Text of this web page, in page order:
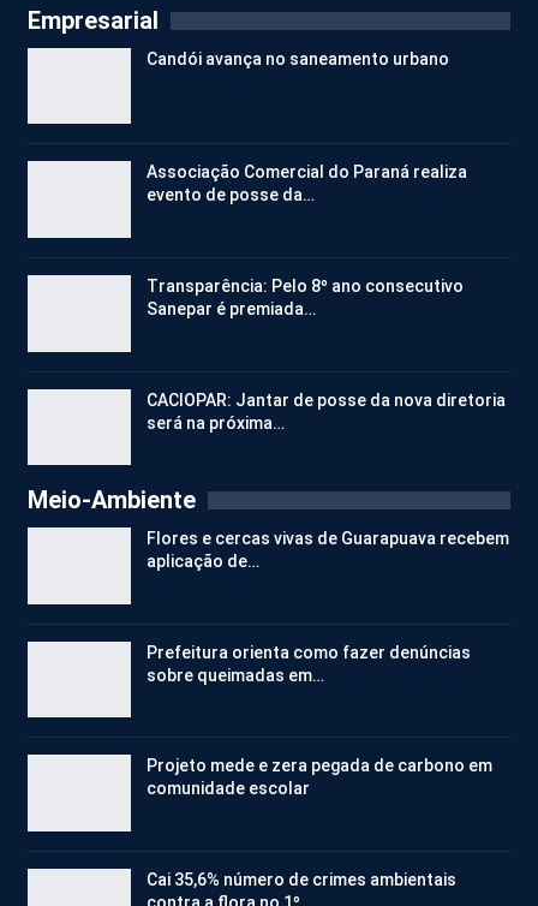
Empresarial
Candói avança no saneamento urbano
Associação Comercial do Paraná realiza
evento de posse da…
Transparência: Pelo 8º ano consecutivo
Sanepar é premiada…
CACIOPAR: Jantar de posse da nova diretoria
será na próxima…
Meio-Ambiente
Flores e cercas vivas de Guarapuava recebem
aplicação de…
Prefeitura orienta como fazer denúncias
sobre queimadas em…
Projeto mede e zera pegada de carbono em
comunidade escolar
Cai 35,6% número de crimes ambientais
contra a flora no 1º…